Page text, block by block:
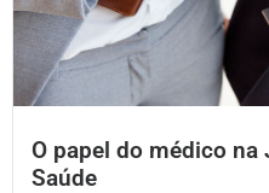
O papel do médico
Saúde